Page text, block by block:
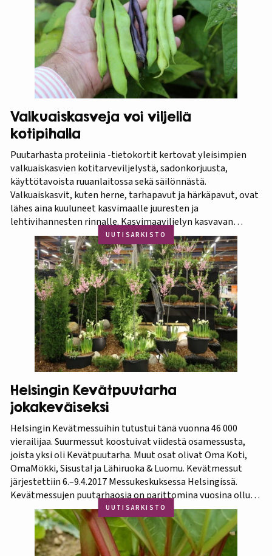
Valkuaiskasveja voi viljellä
kotipihalla
Puutarhasta proteiinia -tietokortit kertovat yleisimpien
valkuaiskasvien kotitarveviljelystä, sadonkorjuusta,
käyttötavoista ruuanlaitossa sekä säilönnästä.
Valkuaiskasvit, kuten herne, tarhapavut ja härkäpavut, ovat
lähes aina kuuluneet kasvimaalle juuresten ja
lehtivihannesten rinnalle. Kasvimaaviljelyn kasvavan
suosion myötä ravitsevien valkuaiskasvien osuutta
viljelykasveina kannattaa korostaa. Puutarhasta proteiinia -
tietokorttisarja on tarkoitettu kotipuutarhureille, jotka
ovat kiinnostuneita lisäämään kasvisproteiinien määrää
lautasellaan. Kotipuutarhassa voi viljellä monia
valkuaiskasveja,…
UUTISARKISTO
Helsingin Kevätpuutarha
jokakeväiseksi
Helsingin Kevätmessuihin tutustui tänä vuonna 46 000
vierailijaa. Suurmessut koostuivat viidestä osamessusta,
joista yksi oli Kevätpuutarha. Muut osat olivat Oma Koti,
OmaMökki, Sisusta! ja Lähiruoka & Luomu. Kevätmessut
järjestettiin 6.–9.4.2017 Messukeskuksessa Helsingissä.
Kevätmessujen puutarhaosia on parittomina vuosina ollut
Kevätpuutarha ja parillisina Oma Piha -messut. Jatkossa
joka kevät puutarhanäyttelyn nimi tulee olemaan
Kevätpuutarha. Kevätpuutarhan kumppanina on
Puutarhaliitto.…
UUTISARKISTO